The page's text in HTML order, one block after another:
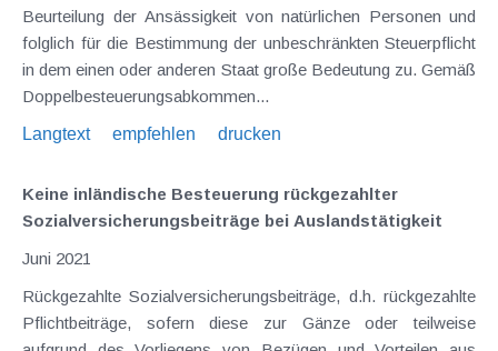
Beurteilung der Ansässigkeit von natürlichen Personen und
folglich für die Bestimmung der unbeschränkten Steuerpflicht
in dem einen oder anderen Staat große Bedeutung zu. Gemäß
Doppelbesteuerungsabkommen...
Langtext
empfehlen drucken
Keine inländische Besteuerung rückgezahlter
Sozialversicherungsbeiträge bei Auslandstätigkeit
Juni 2021
Rückgezahlte Sozialversicherungsbeiträge, d.h. rückgezahlte
Pflichtbeiträge, sofern diese zur Gänze oder teilweise